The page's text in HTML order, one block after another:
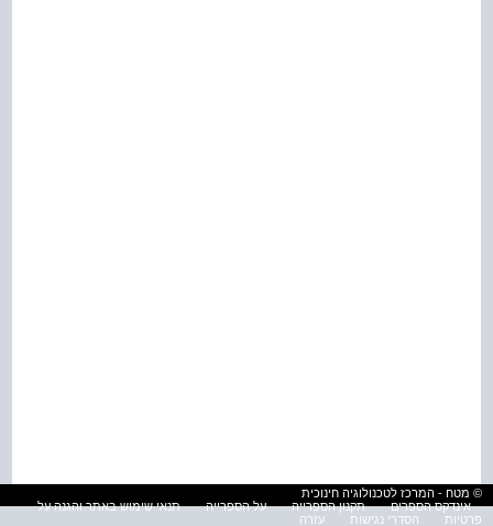
© מטח - המרכז לטכנולוגיה חינוכית
אינדקס הספרים
תקנון הספרייה על הספרייה
תנאי שימוש באתר והגנה על
פרטיות
הסדרי נגישות עזרה